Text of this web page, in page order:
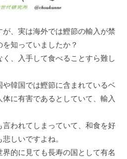
、実は海外では鰹節の輸入が禁
知っていましたか？
、入手して食べることすら難し
韓国では鰹節に含まれているベ
に有害であるとしていて、輸入
われてしまっていて、和食を好
しいですよね。
的に見ても長寿の国として有名